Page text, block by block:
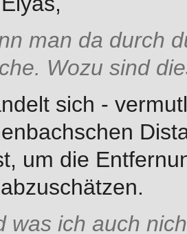
man da durch
Wozu sind
sich -
um die
was ich auch